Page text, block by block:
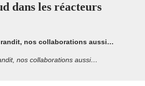
dans les réacteurs
nos collaborations aussi…
nos collaborations aussi…